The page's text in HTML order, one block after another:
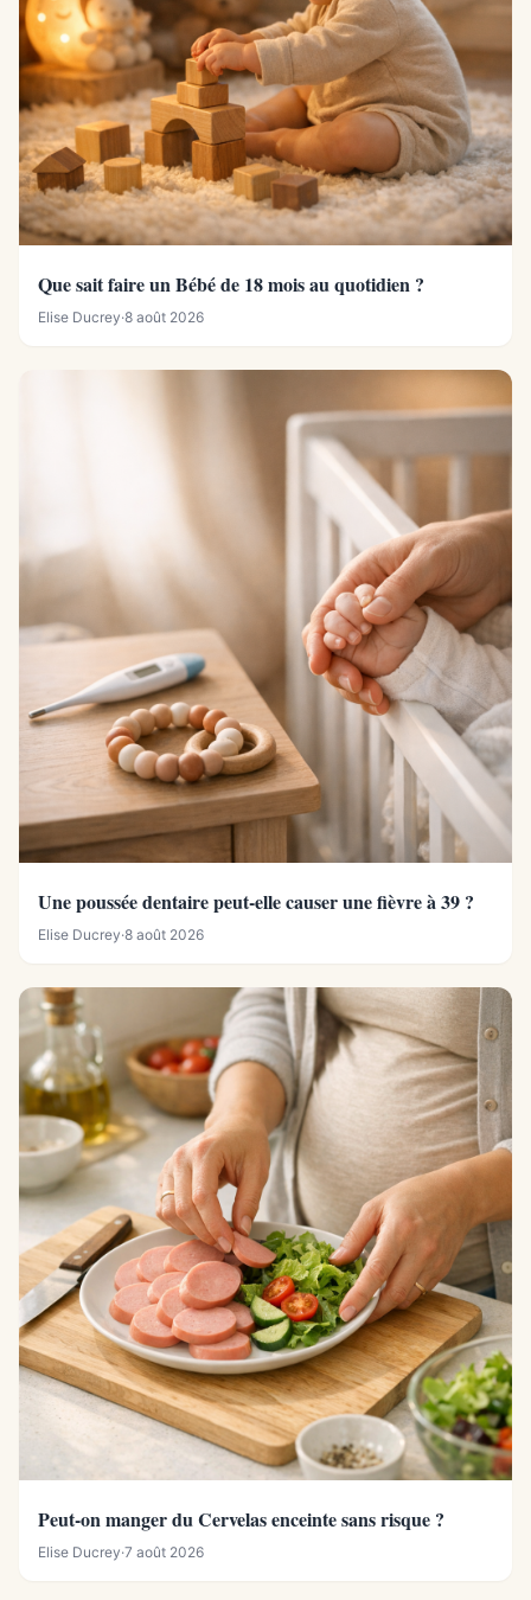
Que sait faire un Bébé de 18 mois au quotidien ?
Elise Ducrey·8 août 2026
Une poussée dentaire peut-elle causer une fièvre à 39 ?
Elise Ducrey·8 août 2026
Peut-on manger du Cervelas enceinte sans risque ?
Elise Ducrey·7 août 2026